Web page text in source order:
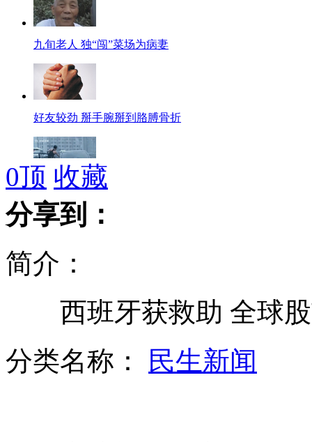
九旬老人 独“闯”菜场为病妻
好友较劲 掰手腕掰到胳膊骨折
实拍：驾轿车玩杂技 将生命当儿戏
狗狗高难度翻墙 外号“蜘蛛”狗
0顶 收藏
分享到：
简介：
西班牙获救助 全球股
分类名称：
民生新闻